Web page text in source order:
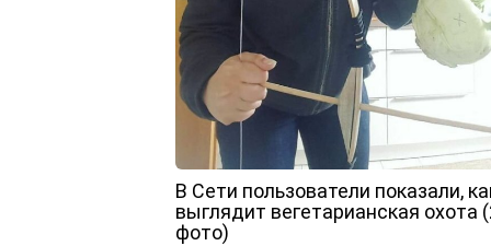
В Сети пользователи показали,
выглядит вегетарианская охота
фото)